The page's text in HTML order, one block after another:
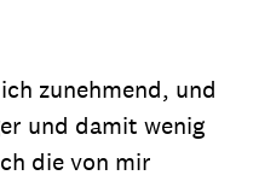
zunehmend, und
und damit wenig
die von mir